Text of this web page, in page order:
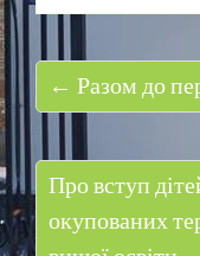
← Разом до
Про вступ
окупованих